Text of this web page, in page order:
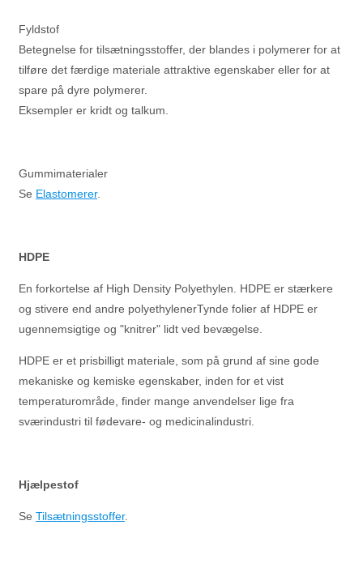
Fyldstof
Betegnelse for tilsætningsstoffer, der blandes i polymerer for at
tilføre det færdige materiale attraktive egenskaber eller for at
spare på dyre polymerer.
Eksempler er kridt og talkum.
Gummimaterialer
Se Elastomerer.
HDPE
En forkortelse af High Density Polyethylen. HDPE er stærkere
og stivere end andre polyethylenerTynde folier af HDPE er
ugennemsigtige og "knitrer" lidt ved bevægelse.
HDPE er et prisbilligt materiale, som på grund af sine gode
mekaniske og kemiske egenskaber, inden for et vist
temperaturområde, finder mange anvendelser lige fra
sværindustri til fødevare- og medicinalindustri.
Hjælpestof
Se Tilsætningsstoffer.